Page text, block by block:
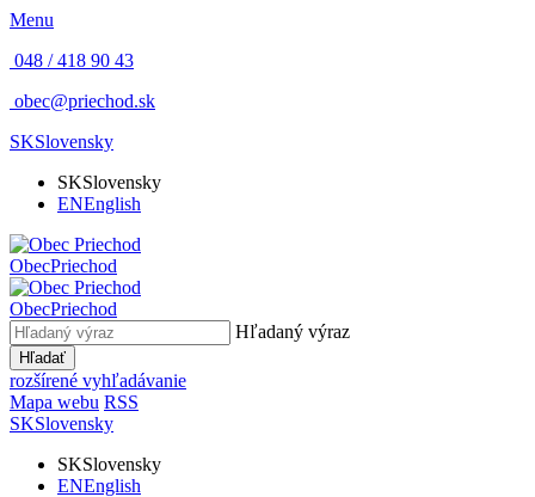
Menu
048 / 418 90 43
obec@priechod.sk
SKSlovensky
SKSlovensky
ENEnglish
ObecPriechod
ObecPriechod
Hľadaný výraz
Hľadať
rozšírené vyhľadávanie
Mapa webu RSS
SKSlovensky
SKSlovensky
ENEnglish